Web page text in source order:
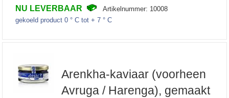
NU LEVERBAAR
Artikelnummer: 10008
gekoeld product 0 ° C tot + 7 ° C
Arenkha-kaviaar (voorheen
Avruga / Harenga), gemaakt